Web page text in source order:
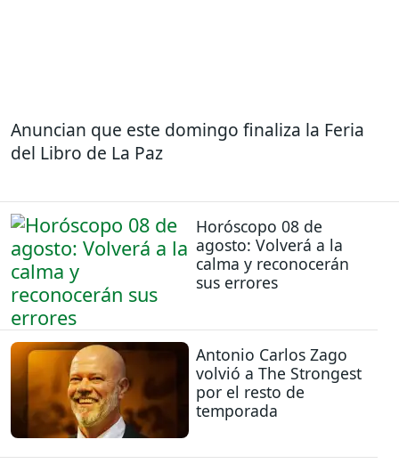
Anuncian que este domingo finaliza la Feria
del Libro de La Paz
Horóscopo 08 de
agosto: Volverá a la
calma y reconocerán
sus errores
Antonio Carlos Zago
volvió a The Strongest
por el resto de
temporada